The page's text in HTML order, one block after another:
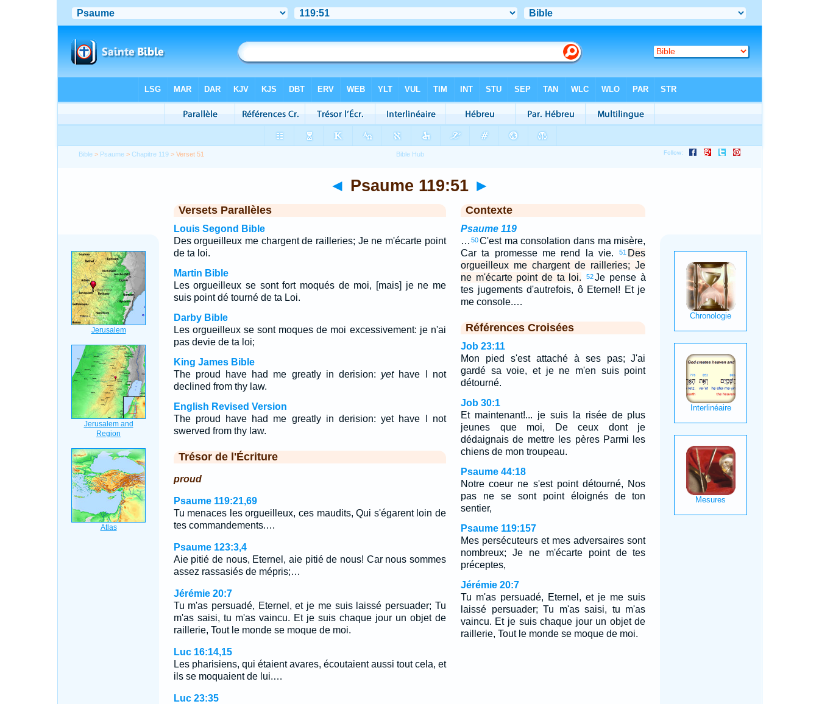
Bible > Psaume >Chapitre 119 > Verset 51
◄ Psaume 119:51 ►
Versets Parallèles
Louis Segond Bible
Des orgueilleux me chargent de railleries; Je ne m'écarte point
de ta loi.
Martin Bible
Les orgueilleux se sont fort moqués de moi, [mais] je ne me
suis point dé tourné de ta Loi.
Darby Bible
Les orgueilleux se sont moques de moi excessivement: je n'ai
pas devie de ta loi;
King James Bible
The proud have had me greatly in derision: yethave I not
declined from thy law.
English Revised Version
The proud have had me greatly in derision: yet have I not
swerved from thy law.
Trésor de l'Écriture
proud
Psaume 119:21,69
Tu menaces les orgueilleux, ces maudits, Qui s'égarent loin de
tes commandements.…
Psaume 123:3,4
Aie pitié de nous, Eternel, aie pitié de nous! Car nous sommes
assez rassasiés de mépris;…
Jérémie 20:7
Tu m'as persuadé, Eternel, et je me suis laissé persuader; Tu
m'as saisi, tu m'as vaincu. Et je suis chaque jour un objet de
raillerie, Tout le monde se moque de moi.
Luc 16:14,15
Les pharisiens, qui étaient avares, écoutaient aussi tout cela, et
ils se moquaient de lui.…
Luc 23:35
Contexte
Psaume 119
… 50C'est ma consolation dans ma misère,
Car ta promesse me rend la vie.
51 Des
orgueilleux me chargent de railleries; Je
ne m'écarte point de ta loi.
52Je pense à
tes jugements d'autrefois, ô Eternel! Et je
me console.…
Références Croisées
Job 23:11
Mon pied s'est attaché à ses pas; J'ai
gardé sa voie, et je ne m'en suis point
détourné.
Job 30:1
Et maintenant!... je suis la risée de plus
jeunes que moi, De ceux dont je
dédaignais de mettre les pères Parmi les
chiens de mon troupeau.
Psaume 44:18
Notre coeur ne s'est point détourné, Nos
pas ne se sont point éloignés de ton
sentier,
Psaume 119:157
Mes persécuteurs et mes adversaires sont
nombreux; Je ne m'écarte point de tes
préceptes,
Jérémie 20:7
Tu m'as persuadé, Eternel, et je me suis
laissé persuader; Tu m'as saisi, tu m'as
vaincu. Et je suis chaque jour un objet de
raillerie, Tout le monde se moque de moi.